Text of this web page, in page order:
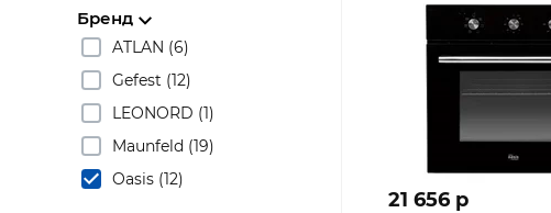
Бренд
ATLAN (6)
Gefest (12)
LEONORD (1)
Maunfeld (19)
Oasis (12)
21 656 p